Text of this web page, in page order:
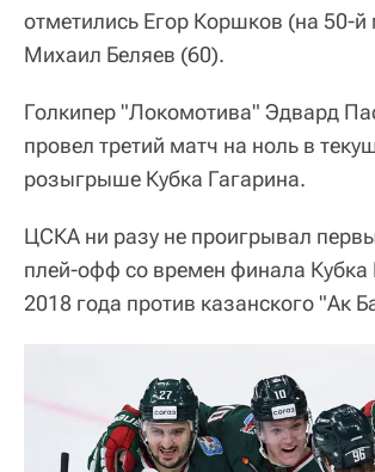
отметились Егор Коршков (на 50-й
Михаил Беляев (60).
Голкипер "Локомотива" Эдвард
провел третий матч на ноль в
розыгрыше Кубка Гагарина.
ЦСКА ни разу не проигрывал
плей-офф со времен финала Кубка
2018 года против казанского "Ак